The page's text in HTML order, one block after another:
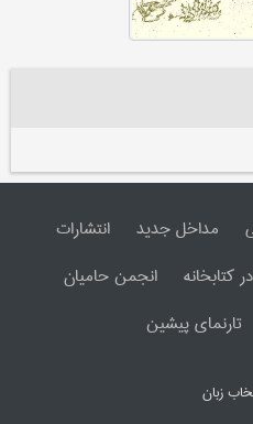
مداخل جدید
انتشارات
کتابخانه
انجمن حامیان
تارنمای پیشین
زبان